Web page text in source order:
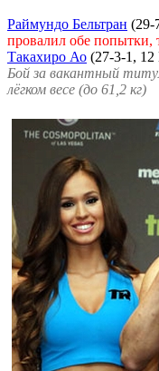
Раймундо Бельтран (29-
провалил обе попытки,
Такахиро Ао (27-3-1,
Бой за вакантный
лёгком весе (до 61,2 кг)